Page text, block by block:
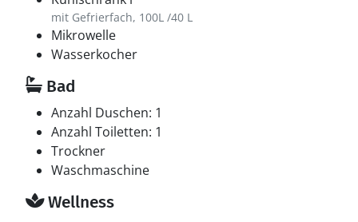
mit Gefrierfach, 100L /40 L
Mikrowelle
Wasserkocher
Bad
Anzahl Duschen: 1
Anzahl Toiletten: 1
Trockner
Waschmaschine
Wellness